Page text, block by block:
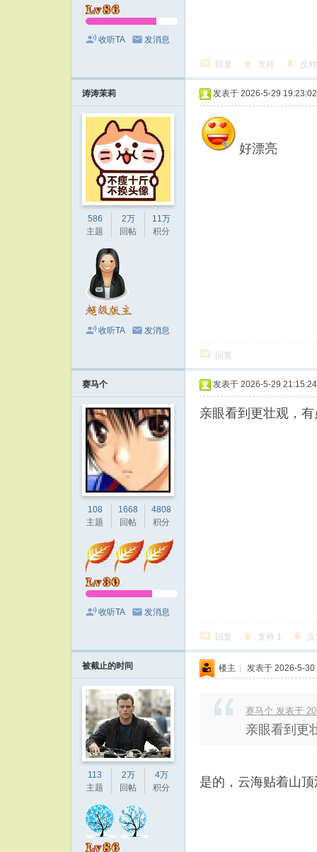
收听TA 发消息
回复 支持 反对
涛涛茉莉
586
主题
2万
回帖
11万
积分
收听TA 发消息
发表于 2026-5-29 19:23:02
好漂亮
回复
赛马个
108
主题
1668
回帖
4808
积分
收听TA 发消息
发表于 2026-5-29 21:15:24
亲眼看到更壮观，
回复 支持 1
被截止的时间
113
主题
2万
回帖
4万
积分
楼主 | 发表于 2026-5-
赛马个 发表于
亲眼看到更
是的，云海贴着山